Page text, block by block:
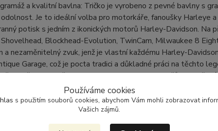
a kvalitní bavlna: Tričko je vyrobeno z pevné bavlny s
Je to ideální volba pro motorkáře, fanoušky Harleye
potisk s jedním z ikonických motorů Harley-Davidson. Na
Shovelhead, Blockhead-Evolution, TwinCam, Milwaukee 8
a nezaměnitelný zvuk, jenž je vlastní každému Harley-
Garage, což je pocta tradici a důkladné práci na těchto
Tričko je navrženo tak, aby vyhovovalo jak mužům, tak
Davidson a motocyklovou kulturu.
design: S kulatým výstřihem a krátkými rukávy je toto tričko
s přáteli nebo se účastníte motorkářských srazů a výstav.
odolnost: Kvalitní materiál a zpracování trička zajišťují pohodlí
Používáme cookies
s použitím souborů cookies, abychom Vám mohli zobrazovat
Vašich zájmů.